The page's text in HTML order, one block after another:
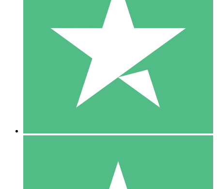
Packs de Crédits Individuels
Payez à l'utilisation avec des crédits de téléchargement. Sans
1 Téléchargement
10 00
10 Téléchargements
20 00